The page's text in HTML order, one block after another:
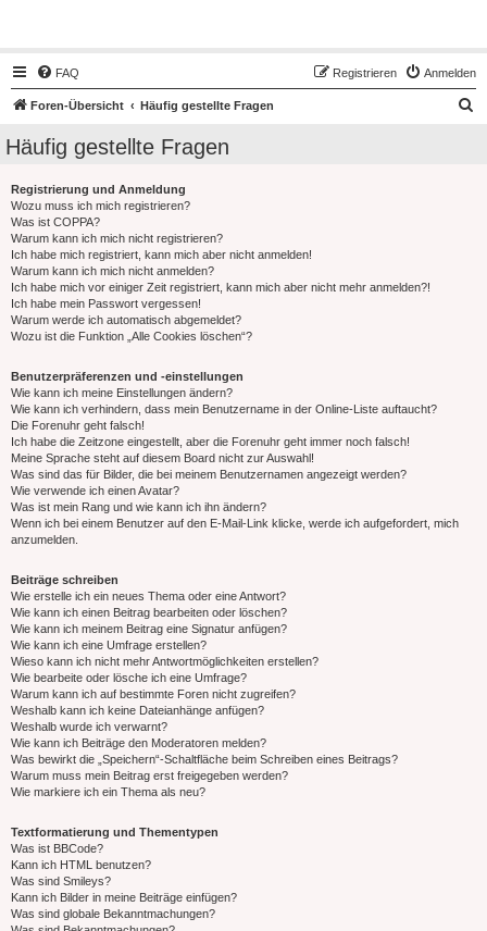
FAQ Anmelden
Registrieren
Foren-Übersicht Häufig gestellte Fragen
Häufig gestellte Fragen
Registrierung und Anmeldung
Wozu muss ich mich registrieren?
Was ist COPPA?
Warum kann ich mich nicht registrieren?
Ich habe mich registriert, kann mich aber nicht anmelden!
Warum kann ich mich nicht anmelden?
Ich habe mich vor einiger Zeit registriert, kann mich aber nicht mehr anmelden?!
Ich habe mein Passwort vergessen!
Warum werde ich automatisch abgemeldet?
Wozu ist die Funktion „Alle Cookies löschen“?
Benutzerpräferenzen und -einstellungen
Wie kann ich meine Einstellungen ändern?
Wie kann ich verhindern, dass mein Benutzername in der Online-Liste auftaucht?
Die Forenuhr geht falsch!
Ich habe die Zeitzone eingestellt, aber die Forenuhr geht immer noch falsch!
Meine Sprache steht auf diesem Board nicht zur Auswahl!
Was sind das für Bilder, die bei meinem Benutzernamen angezeigt werden?
Wie verwende ich einen Avatar?
Was ist mein Rang und wie kann ich ihn ändern?
Wenn ich bei einem Benutzer auf den E-Mail-Link klicke, werde ich aufgefordert, mich
anzumelden.
Beiträge schreiben
Wie erstelle ich ein neues Thema oder eine Antwort?
Wie kann ich einen Beitrag bearbeiten oder löschen?
Wie kann ich meinem Beitrag eine Signatur anfügen?
Wie kann ich eine Umfrage erstellen?
Wieso kann ich nicht mehr Antwortmöglichkeiten erstellen?
Wie bearbeite oder lösche ich eine Umfrage?
Warum kann ich auf bestimmte Foren nicht zugreifen?
Weshalb kann ich keine Dateianhänge anfügen?
Weshalb wurde ich verwarnt?
Wie kann ich Beiträge den Moderatoren melden?
Was bewirkt die „Speichern“-Schaltfläche beim Schreiben eines Beitrags?
Warum muss mein Beitrag erst freigegeben werden?
Wie markiere ich ein Thema als neu?
Textformatierung und Thementypen
Was ist BBCode?
Kann ich HTML benutzen?
Was sind Smileys?
Kann ich Bilder in meine Beiträge einfügen?
Was sind globale Bekanntmachungen?